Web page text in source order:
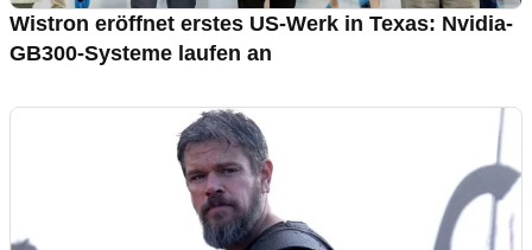
Wistron eröffnet erstes US-Werk in Texas: Nvidia-
GB300-Systeme laufen an